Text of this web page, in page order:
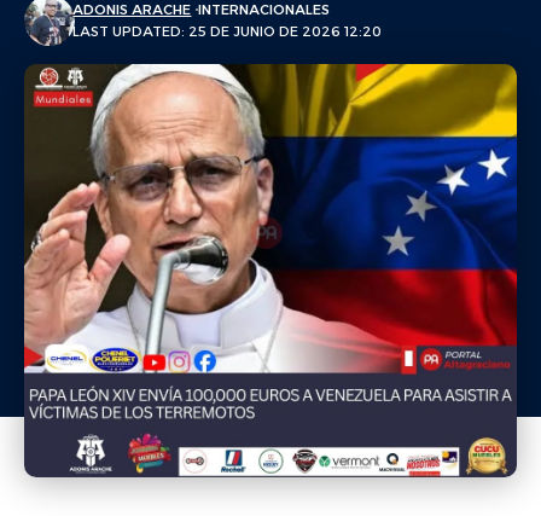
LAST UPDATED: 25 DE JUNIO DE 2026 12:20
ADONIS ARACHE INTERNACIONALES